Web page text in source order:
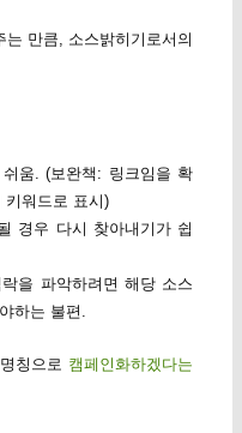
만큼, 소스밝히기로서의
움. (보완책: 링크임을 확
키워드로 표시)
경우 다시 찾아내기가 쉽
을 파악하려면 해당 소스
하는 불편.
칭으로 캠페인화하겠다는